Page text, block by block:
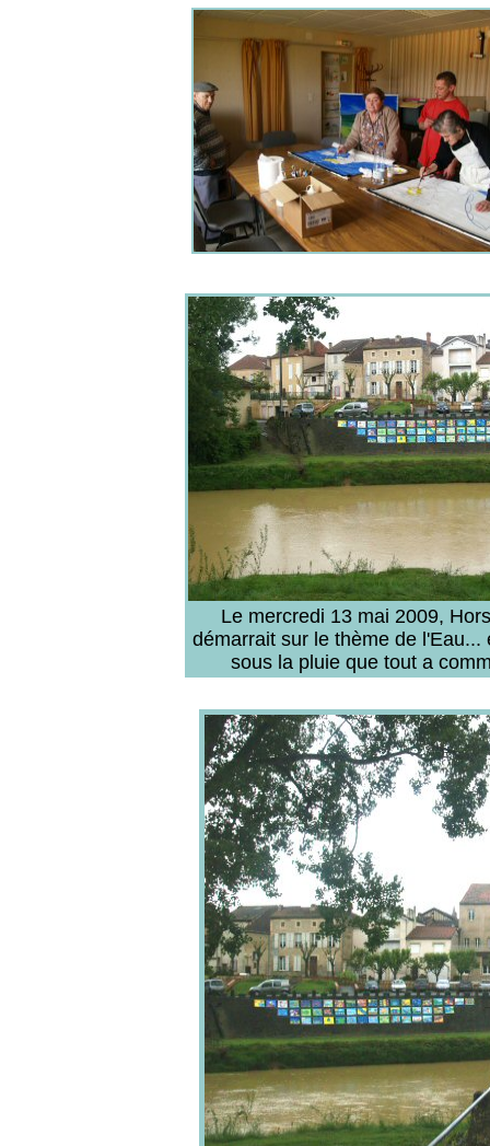
Le mercredi 13 mai 2009,
démarrait sur le thème de l'Eau...
sous la pluie que tout a